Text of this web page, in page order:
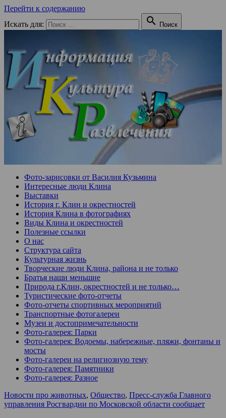
Перейти к содержанию
Искать для:
 Поиск
Фото-зарисовки от Василия Кузьмина
Интересные люди Клина
Выставки
История г. Клин и окрестностей
История Клина в фотографиях
Виды Клина и окрестностей
Полезные ссылки
О нас
Структура сайта
Культурная жизнь
Творческие люди Клина, района и не только
Братья наши меньшие
Природа г.Клин, окрестностей и не только…
Туристические фото-отчеты
Фото-отчеты спортивных мероприятий
Транспортные фотогалереи
Музеи и достопримечательности
Фото-галерея: Парки
Фото-галерея: Водоемы, набережные, пляжи, фонтаны и
мосты
Фото-галереи на религиозную тему
Фото-галерея: Памятники
Фото-галерея: Разное
Новости про животных, Общество, Пресс-служба Главного
управления Росгвардии по Московской области сообщает